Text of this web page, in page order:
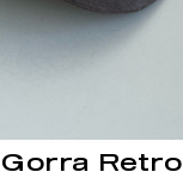
Gorra Retro